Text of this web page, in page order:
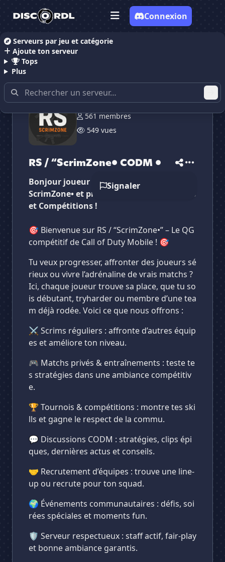
Serveurs par jeu et catégorie
Ajoute ton serveur
Tops
Plus
Connexion
Accueil Serveurs Discord Gaming
561 membres
549 vues
RS / “ScrimZone• CODM •
Signaler
Bonjour joueur CODM ! Rejoignez RS /
ScrimZone• et profitez de scrims, tournois
et Compétitions !
🎯 Bienvenue sur RS / “ScrimZone•” – Le QG
compétitif de Call of Duty Mobile ! 🎯
Tu veux progresser, affronter des joueurs sé
rieux ou vivre l’adrénaline de vrais matchs ?
Ici, chaque joueur trouve sa place, que tu so
is débutant, tryharder ou membre d’une tea
m déjà rodée. Voici ce que nous offrons :
⚔️ Scrims réguliers : affronte d’autres équip
es et améliore ton niveau.
🎮 Matchs privés & entraînements : teste te
s stratégies dans une ambiance compétitiv
e.
🏆 Tournois & compétitions : montre tes ski
lls et gagne le respect de la commu.
💬 Discussions CODM : stratégies, clips épi
ques, dernières actus et conseils.
🤝 Recrutement d’équipes : trouve une line-
up ou recrute pour ton squad.
🌍 Événements communautaires : défis, soi
rées spéciales et moments fun.
🛡️ Serveur respectueux : staff actif, fair-play
et bonne ambiance garantis.
Es-tu sûr de vouloir supprimer ton avis de ce